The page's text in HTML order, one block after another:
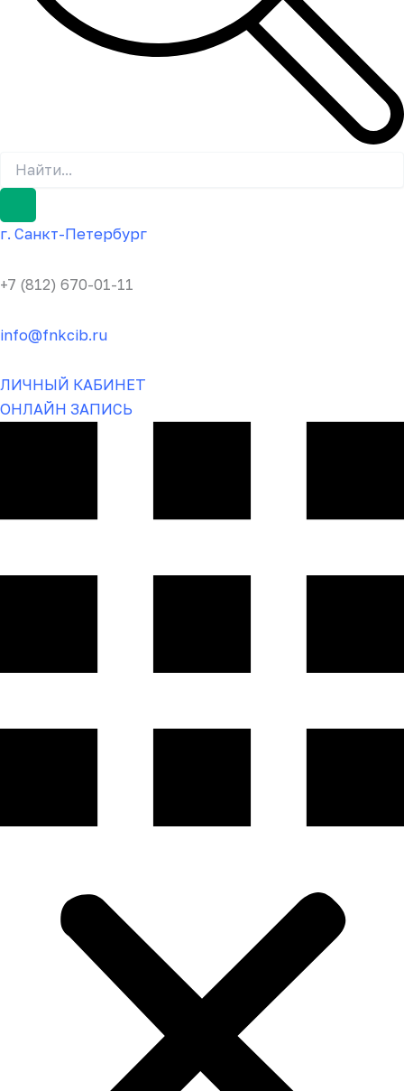
г. Санкт-Петербург
+7 (812) 670-01-11
info@fnkcib.ru
ЛИЧНЫЙ КАБИНЕТ
ОНЛАЙН ЗАПИСЬ